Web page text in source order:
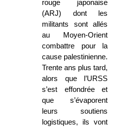
rouge japonaise
(ARJ) dont les
militants sont allés
au Moyen-Orient
combattre pour la
cause palestinienne.
Trente ans plus tard,
alors que l’URSS
s’est effondrée et
que s’évaporent
leurs soutiens
logistiques, ils vont